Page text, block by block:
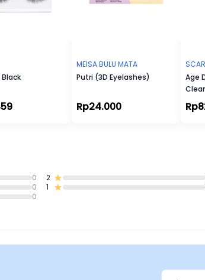
Black
MEISA BULU MATA
Putri (3D Eyelashes)
Rp24.000
Age
0
0
0
2
1